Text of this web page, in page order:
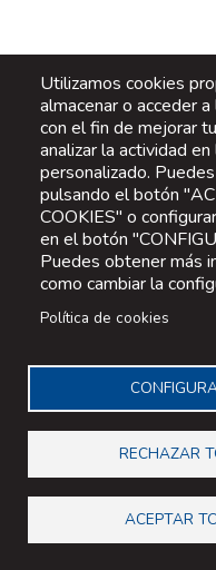
Utilizamos cookies
almacenar o acceder
con el fin de mejorar
analizar la actividad
personalizado.
pulsando el botón
COOKIES" o
en el botón
Puedes obtener más
como cambiar la
Política de cookies
RECHAZAR
ACEPTAR